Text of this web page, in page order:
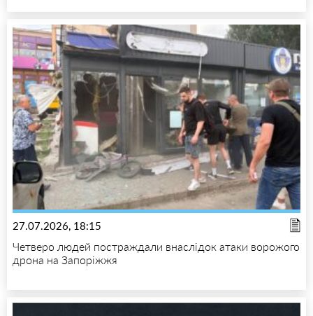
27.07.2026, 18:15
Четверо людей постраждали внаслідок атаки ворожого
дрона на Запоріжжя